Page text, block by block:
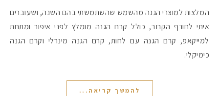
המלצות למוצרי הגנה מהשמש שהשתמשתי בהם השנה, ושעוברים
איתי לחורף הקרוב, כולל קרם הגנה מומלץ לפני איפור ומתחת
למייקאפ, קרם הגנה עם לחות, קרם הגנה מינרלי וקרם הגנה
כימיקלי.
להמשך קריאה...